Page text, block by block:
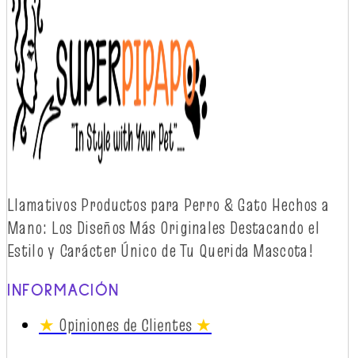
Llamativos Productos para Perro & Gato Hechos a
Mano: Los Diseños Más Originales Destacando el
Estilo y Carácter Único de Tu Querida Mascota!
INFORMACIÓN
★ Opiniones de Clientes ★